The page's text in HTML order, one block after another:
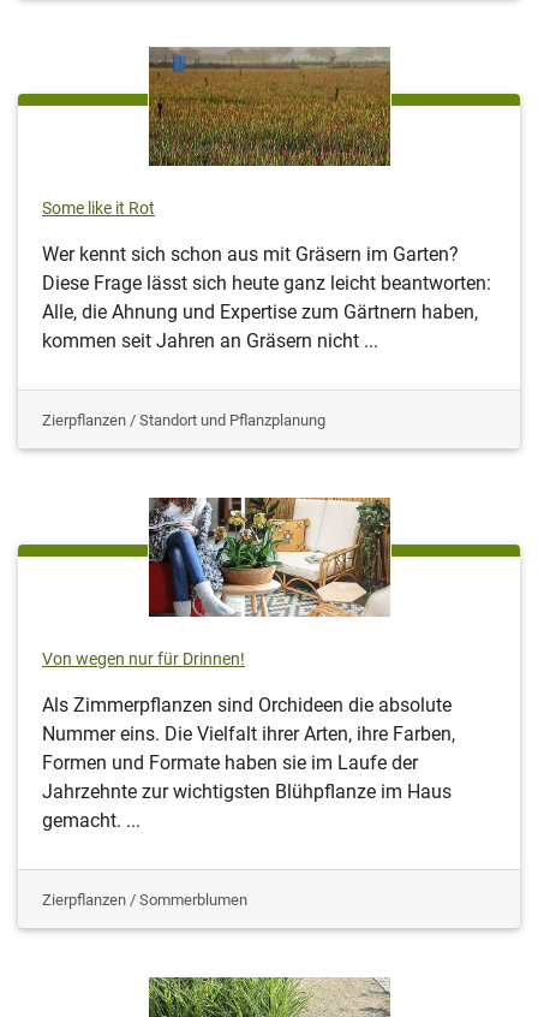
Some like it Rot
Wer kennt sich schon aus mit Gräsern im Garten?
Diese Frage lässt sich heute ganz leicht beantworten:
Alle, die Ahnung und Expertise zum Gärtnern haben,
kommen seit Jahren an Gräsern nicht ...
Zierpflanzen / Standort und Pflanzplanung
Von wegen nur für Drinnen!
Als Zimmerpflanzen sind Orchideen die absolute
Nummer eins. Die Vielfalt ihrer Arten, ihre Farben,
Formen und Formate haben sie im Laufe der
Jahrzehnte zur wichtigsten Blühpflanze im Haus
gemacht. ...
Zierpflanzen / Sommerblumen